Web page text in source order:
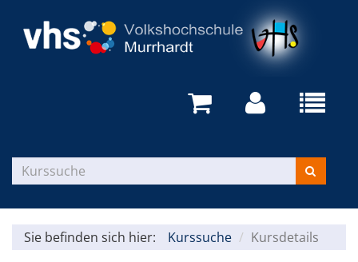
Sie befinden sich hier: Kurssuche Kursdetails